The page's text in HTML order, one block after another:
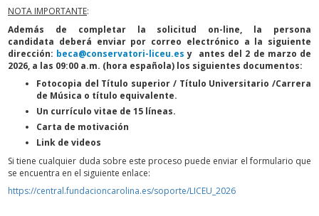
NOTA IMPORTANTE:
Además de completar la solicitud on-line, la persona
candidata deberá enviar por correo electrónico a la siguiente
dirección: beca@conservatori-liceu.es y antes del 2 de marzo de
2026, a las 09:00 a.m. (hora española) los siguientes documentos:
Fotocopia del Título superior / Título Universitario /Carrera
de Música o título equivalente.
Un currículo vitae de 15 líneas.
Carta de motivación
Link de videos
Si tiene cualquier duda sobre este proceso puede enviar el formulario que
se encuentra en el siguiente enlace:
https://central.fundacioncarolina.es/soporte/LICEU_2026